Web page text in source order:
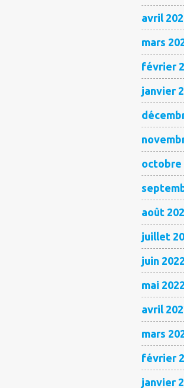
avril
mars
février
janvier
octobre
août
juillet
juin 2022
mai 2022
avril
mars
février
janvier